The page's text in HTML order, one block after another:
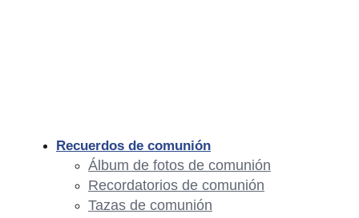
Recuerdos de comunión
Álbum de fotos de comunión
Recordatorios de comunión
Tazas de comunión